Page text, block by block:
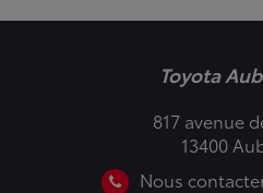
Toyota
817 avenue
13400
Nous